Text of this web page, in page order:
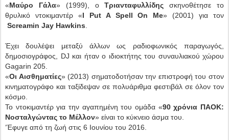
«Μαύρο Γάλα» (1999), οΤριανταφυλλίδηςσκηνοθέτησε το
θρυλικό ντοκιμαντέρ «I Put A Spell On Me» (2001) για τον
Screamin Jay Hawkins
Έχει δουλέψει μεταξύ άλλων ως ραδιοφωνικός παραγωγός,
δημοσιογράφος, DJ και ήταν ο ιδιοκτήτης του συναυλιακού χώρου
Gagarin 205.
«Οι Αισθηματίες» (2013) σηματοδοτήσαν την επιστροφή του στον
κινηματογράφο και ταξίδεψαν σε πολυάριθμα φεστιβάλ σε όλον τον
κόσμο.
Το ντοκιμαντέρ για την αγαπημένη του ομάδα «90 χρόνια ΠΑΟΚ:
Νοσταλγώντας το Μέλλον» είναι το κύκνειο άσμα του.
‘Έφυγε από τη ζωή στις 6 Ιουνίου του 2016.